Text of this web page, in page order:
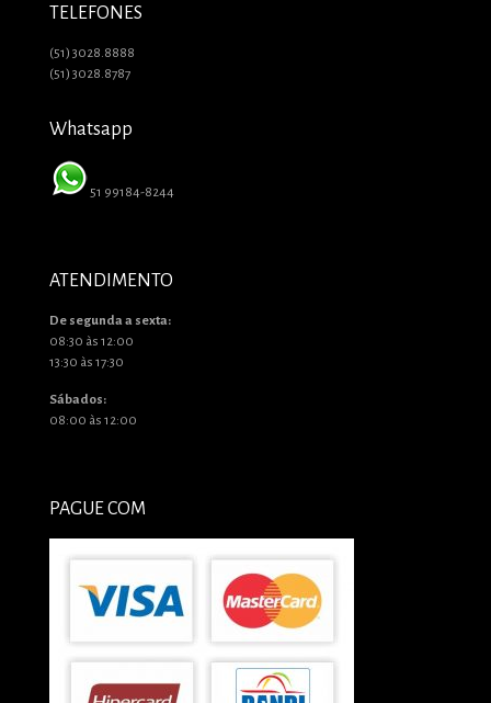
TELEFONES
(51) 3028.8888
(51) 3028.8787
Whatsapp
51 99184-8244
ATENDIMENTO
De segunda a sexta:
08:30 às 12:00
13:30 às 17:30
Sábados:
08:00 às 12:00
PAGUE COM